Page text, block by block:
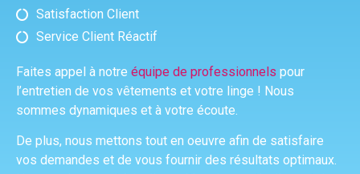
Satisfaction Client
Service Client Réactif
Faites appel à notre équipe de professionnels pour
l’entretien de vos vêtements et votre linge ! Nous
sommes dynamiques et à votre écoute.
De plus, nous mettons tout en oeuvre afin de satisfaire
vos demandes et de vous fournir des résultats optimaux.